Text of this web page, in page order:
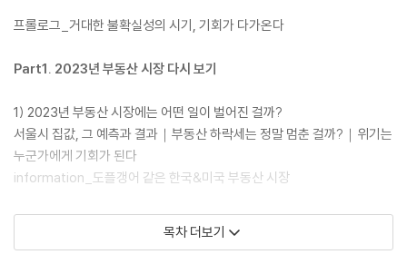
프롤로그_거대한 불확실성의 시기, 기회가 다가온다
Part1. 2023년 부동산 시장 다시 보기
1) 2023년 부동산 시장에는 어떤 일이 벌어진 걸까?
서울시 집값, 그 예측과 결과｜부동산 하락세는 정말 멈춘 걸까?｜위기는
누군가에게 기회가 된다
information_도플갱어 같은 한국&미국 부동산 시장
Part 2. 빅데이터로 분석한 서울&전국 아파트
목차 더보기